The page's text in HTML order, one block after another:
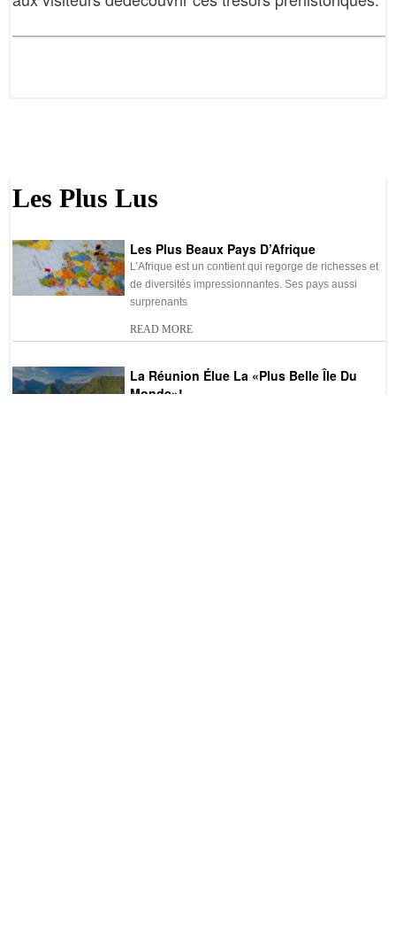
Les Plus Lus
Les Plus Beaux Pays D’Afrique
L’Afrique est un contient qui regorge de richesses et
de diversités impressionnantes. Ses pays aussi
surprenants
READ MORE
La Réunion Élue La «plus Belle Île Du
Monde»!